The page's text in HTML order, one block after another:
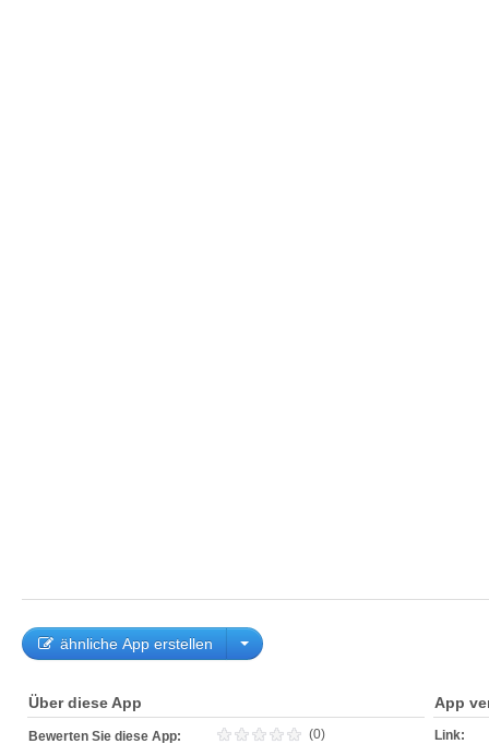
ähnliche App erstellen
Über diese App
Bewerten Sie diese App: (0)
App
Link: